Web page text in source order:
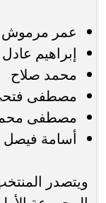
عمر مرموش
إبراهيم عادل
محمد صلاح
مصطفى
مصطفى
أسامة فيصل
ويتصدر